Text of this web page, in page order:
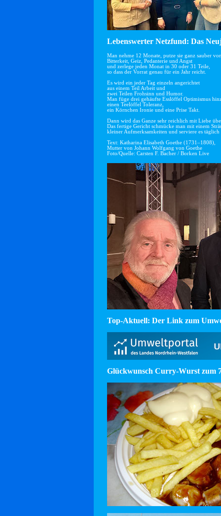
Lebenswerter Netzfund: Das
Man nehme 12 Monate, putze sie ganz sauber
Bitterkeit, Geiz, Pedanterie und Angst
und zerlege jeden Monat in 30 oder 31 Teile,
so dass der Vorrat genau für ein Jahr reicht.
Es wird ein jeder Tag einzeln angerichtet
aus einem Teil Arbeit und
zwei Teilen Frohsinn und Humor.
Man füge drei gehäufte Esslöffel Optimismus
einen Teelöffel Toleranz,
ein Körnchen Ironie und eine Prise Takt.
Dann wird das Ganze sehr reichlich mit Liebe
Das fertige Gericht schmücke man mit einem
kleiner Aufmerksamkeiten und serviere es
Text: Katharina Elisabeth Goethe (1731–1808),
Mutter von Johann Wolfgang von Goethe
Foto/Quelle: Carsten F. Bacher / Borken Live
Top-Aktuell: Der Link zum
Glückwunsch Curry-Wurst zum